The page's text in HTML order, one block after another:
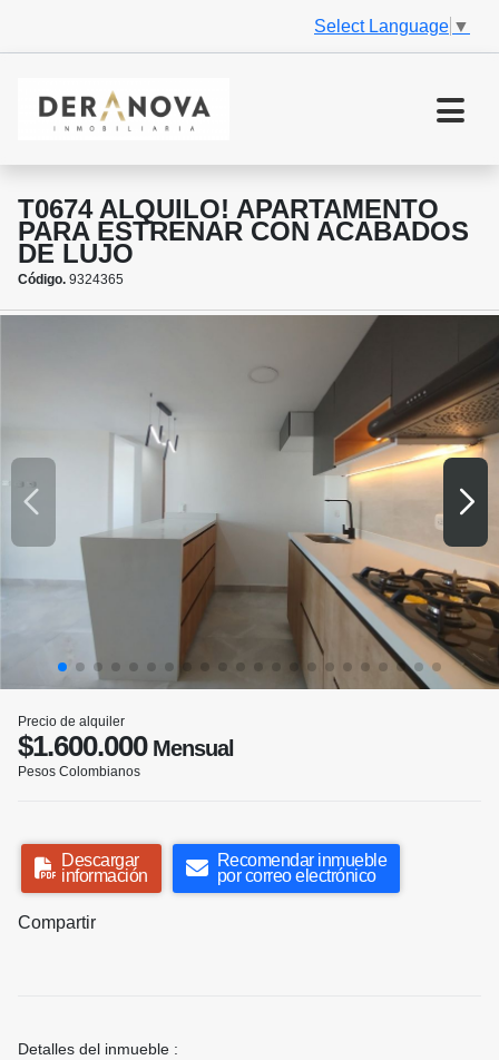
Select Language ▼
T0674 ALQUILO! APARTAMENTO
PARA ESTRENAR CON ACABADOS
DE LUJO
Código. 9324365
Precio de alquiler
$1.600.000Mensual
Pesos Colombianos
Descargar
información
Recomendar inmueble
por correo electrónico
Compartir
Detalles del inmueble :